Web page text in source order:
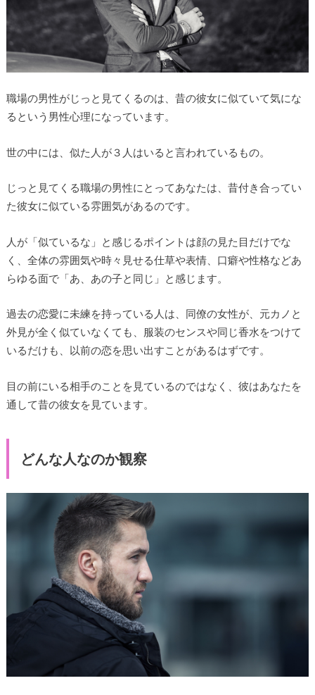
職場の男性がじっと見てくるのは、昔の彼女に似ていて気にな
るという男性心理になっています。
世の中には、似た人が３人はいると言われているもの。
じっと見てくる職場の男性にとってあなたは、昔付き合ってい
た彼女に似ている雰囲気があるのです。
人が「似ているな」と感じるポイントは顔の見た目だけでな
く、全体の雰囲気や時々見せる仕草や表情、口癖や性格などあ
らゆる面で「あ、あの子と同じ」と感じます。
過去の恋愛に未練を持っている人は、同僚の女性が、元カノと
外見が全く似ていなくても、服装のセンスや同じ香水をつけて
いるだけも、以前の恋を思い出すことがあるはずです。
目の前にいる相手のことを見ているのではなく、彼はあなたを
通して昔の彼女を見ています。
どんな人なのか観察